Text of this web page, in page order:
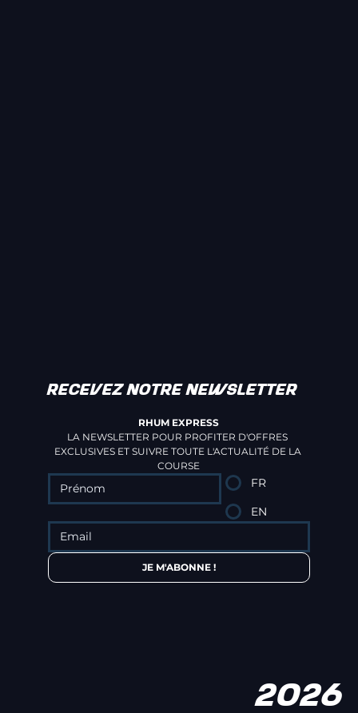
RECEVEZ NOTRE NEWSLETTER
RHUM EXPRESS
LA NEWSLETTER POUR PROFITER D'OFFRES
EXCLUSIVES ET SUIVRE TOUTE L'ACTUALITÉ DE LA
COURSE
FR
EN
JE M'ABONNE !
2026